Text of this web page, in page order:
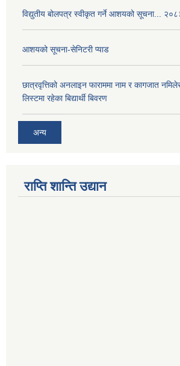
विद्युतीय बोलपत्र स्वीकृत गर्ने आशयको सूचना...
आशयको सूचना-सेनिटरी प्याड
छात्रवृत्तिको अनलाइन फाराममा नाम र कागजात
लिस्टमा रहेका बिद्यार्थी बिवरण
अन्य
राप्ति शान्ति उद्यान